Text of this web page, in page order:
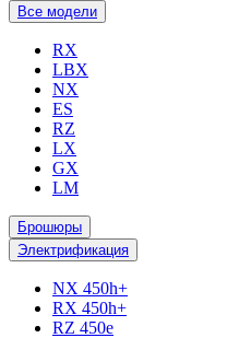
Все модели
RX
LBX
NX
ES
RZ
LX
GX
LM
Брошюры
Электрификация
NX 450h+
RX 450h+
RZ 450e